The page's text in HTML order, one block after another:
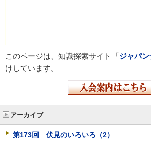
このページは、知識探索サイト「ジャパ
けしています。
アーカイブ
第173回 伏見のいろいろ（2）